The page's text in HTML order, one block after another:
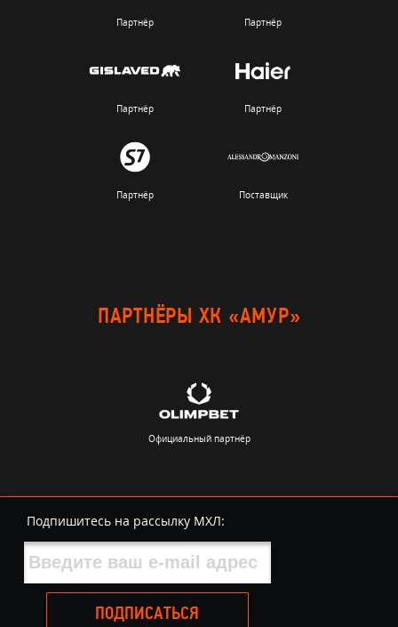
Партнёр Партнёр
Партнёр Партнёр
Партнёр Поставщик
ПАРТНЁРЫ ХК «АМУР»
Официальный партнёр
Подпишитесь на рассылку МХЛ:
ПОДПИСАТЬСЯ